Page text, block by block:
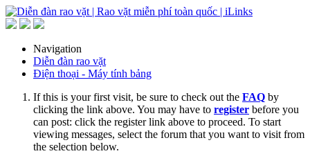
Navigation
Diễn đàn rao vặt
Điện thoại - Máy tính bảng
If this is your first visit, be sure to check out the FAQ by
clicking the link above. You may have to register before you
can post: click the register link above to proceed. To start
viewing messages, select the forum that you want to visit from
the selection below.